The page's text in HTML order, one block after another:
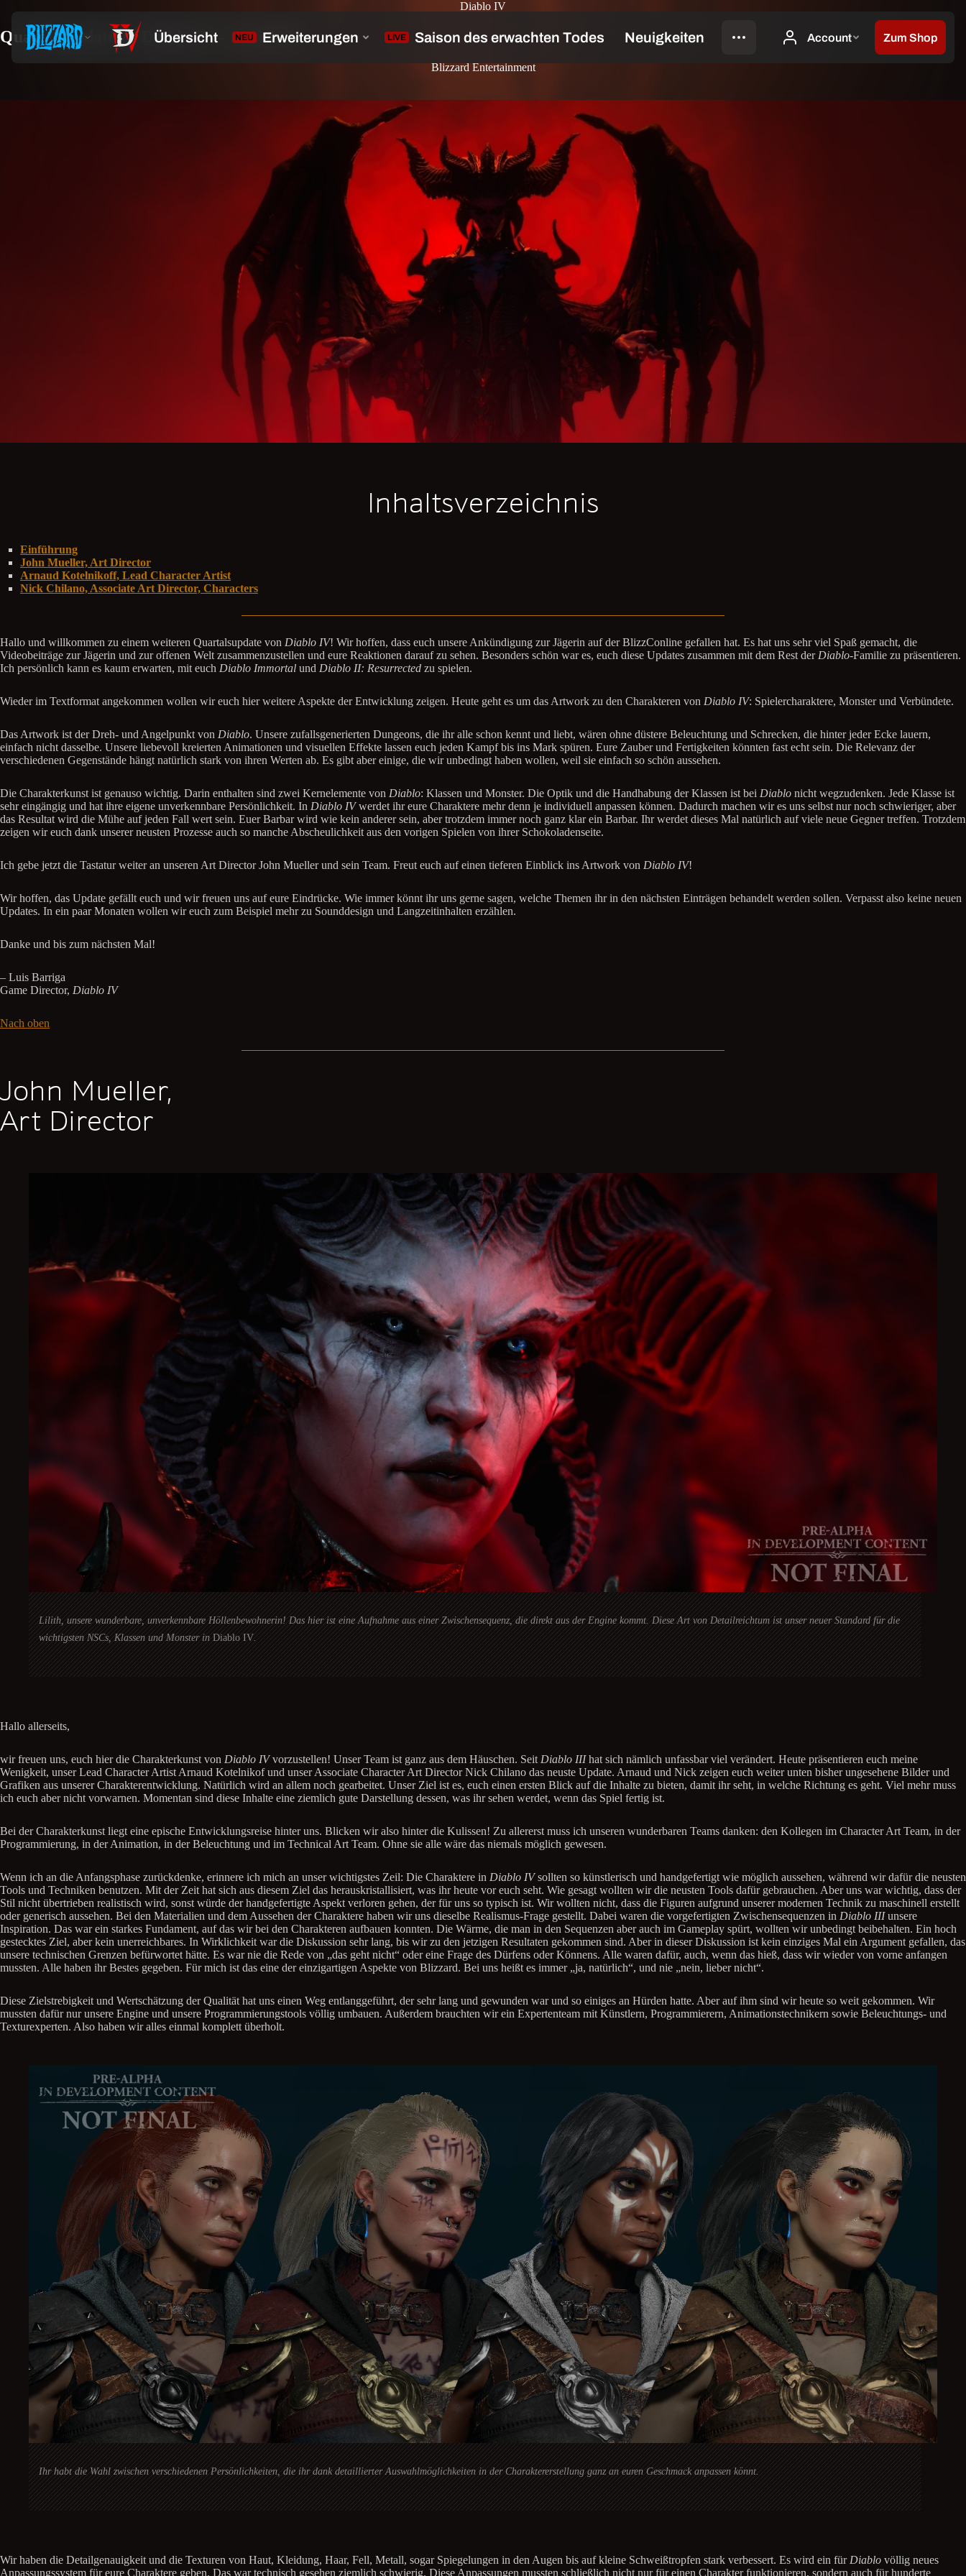
Diablo IV
Quartalsupdate zu Diablo IV – Juni 2021
Blizzard Entertainment
Inhaltsverzeichnis
Einführung
John Mueller, Art Director
Arnaud Kotelnikoff, Lead Character Artist
Nick Chilano, Associate Art Director, Characters
Hallo und willkommen zu einem weiteren Quartalsupdate von Diablo IV! Wir hoffen, dass euch unsere Ankündigung zur Jägerin auf der BlizzConline gefallen hat. Es hat uns sehr viel Spaß gemacht, die
Videobeiträge zur Jägerin und zur offenen Welt zusammenzustellen und eure Reaktionen darauf zu sehen. Besonders schön war es, euch diese Updates zusammen mit dem Rest der Diablo-Familie zu präsentieren.
Ich persönlich kann es kaum erwarten, mit euch Diablo Immortal und Diablo II: Resurrected zu spielen.
Wieder im Textformat angekommen wollen wir euch hier weitere Aspekte der Entwicklung zeigen. Heute geht es um das Artwork zu den Charakteren von Diablo IV: Spielercharaktere, Monster und Verbündete.
Das Artwork ist der Dreh- und Angelpunkt von Diablo. Unsere zufallsgenerierten Dungeons, die ihr alle schon kennt und liebt, wären ohne düstere Beleuchtung und Schrecken, die hinter jeder Ecke lauern,
einfach nicht dasselbe. Unsere liebevoll kreierten Animationen und visuellen Effekte lassen euch jeden Kampf bis ins Mark spüren. Eure Zauber und Fertigkeiten könnten fast echt sein. Die Relevanz der
verschiedenen Gegenstände hängt natürlich stark von ihren Werten ab. Es gibt aber einige, die wir unbedingt haben wollen, weil sie einfach so schön aussehen.
Die Charakterkunst ist genauso wichtig. Darin enthalten sind zwei Kernelemente von Diablo: Klassen und Monster. Die Optik und die Handhabung der Klassen ist bei Diablo nicht wegzudenken. Jede Klasse ist
sehr eingängig und hat ihre eigene unverkennbare Persönlichkeit. In Diablo IVwerdet ihr eure Charaktere mehr denn je individuell anpassen können. Dadurch machen wir es uns selbst nur noch schwieriger, aber
das Resultat wird die Mühe auf jeden Fall wert sein. Euer Barbar wird wie kein anderer sein, aber trotzdem immer noch ganz klar ein Barbar. Ihr werdet dieses Mal natürlich auf viele neue Gegner treffen. Trotzdem
zeigen wir euch dank unserer neusten Prozesse auch so manche Abscheulichkeit aus den vorigen Spielen von ihrer Schokoladenseite.
Ich gebe jetzt die Tastatur weiter an unseren Art Director John Mueller und sein Team. Freut euch auf einen tieferen Einblick ins Artwork von Diablo IV!
Wir hoffen, das Update gefällt euch und wir freuen uns auf eure Eindrücke. Wie immer könnt ihr uns gerne sagen, welche Themen ihr in den nächsten Einträgen behandelt werden sollen. Verpasst also keine neuen
Updates. In ein paar Monaten wollen wir euch zum Beispiel mehr zu Sounddesign und Langzeitinhalten erzählen.
Danke und bis zum nächsten Mal!
– Luis Barriga
Game Director, Diablo IV
Nach oben
John Mueller,
Art Director
Lilith, unsere wunderbare, unverkennbare Höllenbewohnerin! Das hier ist eine Aufnahme aus einer Zwischensequenz, die direkt aus der Engine kommt. Diese Art von Detailreichtum ist unser neuer Standard für die
wichtigsten NSCs, Klassen und Monster inDiablo IV.
Hallo allerseits,
wir freuen uns, euch hier die Charakterkunst von Diablo IVvorzustellen! Unser Team ist ganz aus dem Häuschen. Seit Diablo IIIhat sich nämlich unfassbar viel verändert. Heute präsentieren euch meine
Wenigkeit, unser Lead Character Artist Arnaud Kotelnikof und unser Associate Character Art Director Nick Chilano das neuste Update. Arnaud und Nick zeigen euch weiter unten bisher ungesehene Bilder und
Grafiken aus unserer Charakterentwicklung. Natürlich wird an allem noch gearbeitet. Unser Ziel ist es, euch einen ersten Blick auf die Inhalte zu bieten, damit ihr seht, in welche Richtung es geht. Viel mehr muss
ich euch aber nicht vorwarnen. Momentan sind diese Inhalte eine ziemlich gute Darstellung dessen, was ihr sehen werdet, wenn das Spiel fertig ist.
Bei der Charakterkunst liegt eine epische Entwicklungsreise hinter uns. Blicken wir also hinter die Kulissen! Zu allererst muss ich unseren wunderbaren Teams danken: den Kollegen im Character Art Team, in der
Programmierung, in der Animation, in der Beleuchtung und im Technical Art Team. Ohne sie alle wäre das niemals möglich gewesen.
Wenn ich an die Anfangsphase zurückdenke, erinnere ich mich an unser wichtigstes Zeil: Die Charaktere in Diablo IVsollten so künstlerisch und handgefertigt wie möglich aussehen, während wir dafür die neusten
Tools und Techniken benutzen. Mit der Zeit hat sich aus diesem Ziel das herauskristallisiert, was ihr heute vor euch seht. Wie gesagt wollten wir die neusten Tools dafür gebrauchen. Aber uns war wichtig, dass der
Stil nicht übertrieben realistisch wird, sonst würde der handgefertigte Aspekt verloren gehen, der für uns so typisch ist. Wir wollten nicht, dass die Figuren aufgrund unserer modernen Technik zu maschinell erstellt
oder generisch aussehen. Bei den Materialien und dem Aussehen der Charaktere haben wir uns dieselbe Realismus-Frage gestellt. Dabei waren die vorgefertigten Zwischensequenzen in Diablo IIIunsere
Inspiration. Das war ein starkes Fundament, auf das wir bei den Charakteren aufbauen konnten. Die Wärme, die man in den Sequenzen aber auch im Gameplay spürt, wollten wir unbedingt beibehalten. Ein hoch
gestecktes Ziel, aber kein unerreichbares. In Wirklichkeit war die Diskussion sehr lang, bis wir zu den jetzigen Resultaten gekommen sind. Aber in dieser Diskussion ist kein einziges Mal ein Argument gefallen, das
unsere technischen Grenzen befürwortet hätte. Es war nie die Rede von „das geht nicht“ oder eine Frage des Dürfens oder Könnens. Alle waren dafür, auch, wenn das hieß, dass wir wieder von vorne anfangen
mussten. Alle haben ihr Bestes gegeben. Für mich ist das eine der einzigartigen Aspekte von Blizzard. Bei uns heißt es immer „ja, natürlich“, und nie „nein, lieber nicht“.
Diese Zielstrebigkeit und Wertschätzung der Qualität hat uns einen Weg entlanggeführt, der sehr lang und gewunden war und so einiges an Hürden hatte. Aber auf ihm sind wir heute so weit gekommen. Wir
mussten dafür nur unsere Engine und unsere Programmierungstools völlig umbauen. Außerdem brauchten wir ein Expertenteam mit Künstlern, Programmierern, Animationstechnikern sowie Beleuchtungs- und
Texturexperten. Also haben wir alles einmal komplett überholt.
Ihr habt die Wahl zwischen verschiedenen Persönlichkeiten, die ihr dank detaillierter Auswahlmöglichkeiten in der Charaktererstellung ganz an euren Geschmack anpassen könnt.
Wir haben die Detailgenauigkeit und die Texturen von Haut, Kleidung, Haar, Fell, Metall, sogar Spiegelungen in den Augen bis auf kleine Schweißtropfen stark verbessert. Es wird ein für Diablo völlig neues
Anpassungssystem für eure Charaktere geben. Das war technisch gesehen ziemlich schwierig. Diese Anpassungen mussten schließlich nicht nur für einen Charakter funktionieren, sondern auch für hunderte